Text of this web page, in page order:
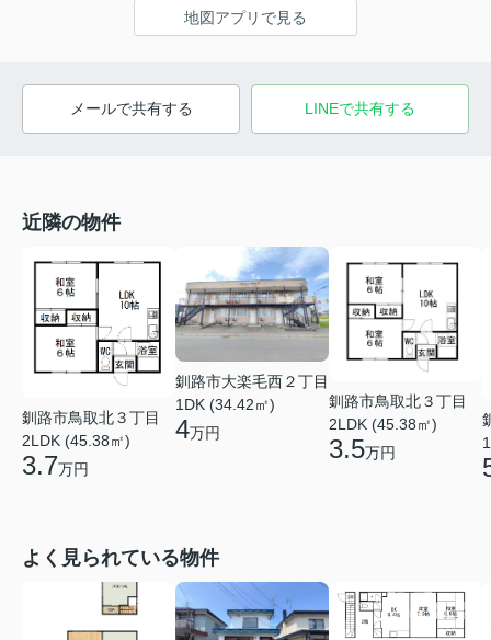
地図アプリで見る
メールで共有する LINEで共有する
近隣の物件
釧路市鳥取北３丁目
2LDK (45.38㎡)
3.7万円
釧路市大楽毛西２丁目
1DK (34.42㎡)
4万円
釧路市鳥取北３丁目
2LDK (45.38㎡)
3.5万円
よく見られている物件